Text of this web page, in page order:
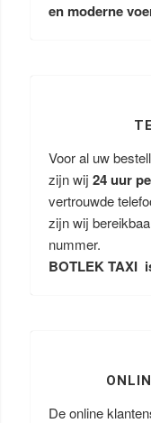
en moderne
Voor al uw
zijn wij 24 uur
vertrouwde
zijn wij
nummer.
BOTLEK TAXI
De online